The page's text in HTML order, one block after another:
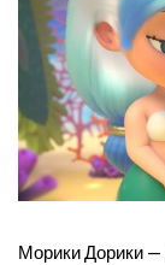
Морики Дорики —